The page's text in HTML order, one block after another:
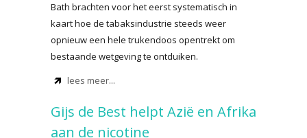
Bath brachten voor het eerst systematisch in
kaart hoe de tabaksindustrie steeds weer
opnieuw een hele trukendoos opentrekt om
bestaande wetgeving te ontduiken.
lees meer...
Gijs de Best helpt Azië en Afrika
aan de nicotine